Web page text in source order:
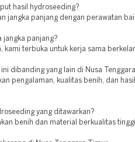
hasil hydroseeding?
jangka panjang dengan perawatan
jangka panjang?
kami terbuka untuk kerja sama
ini dibanding yang lain di Nusa
pengalaman, kualitas benih, dan
yang ditawarkan?
benih dan material berkualitas